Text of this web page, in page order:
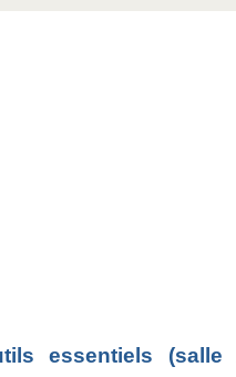
essentiels (salle